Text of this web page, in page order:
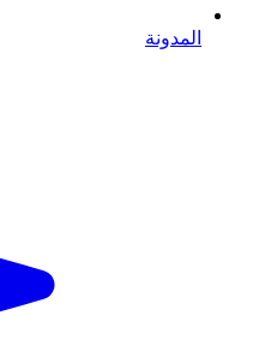
المدونة